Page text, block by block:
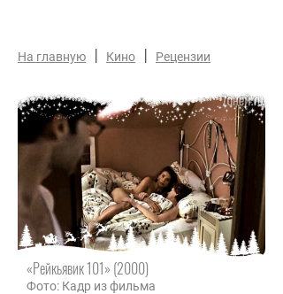
На главную | Кино | Рецензии
«Рейкьявик 101» (2000)
Фото: Кадр из фильма